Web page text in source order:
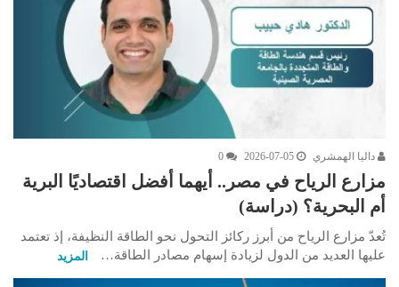
داليا الهمشري 2026-07-05
0
مزارع الرياح في مصر.. أيهما أفضل اقتصاديًا البرية
أم البحرية؟ (دراسة)
تُعدّ مزارع الرياح من أبرز ركائز التحول نحو الطاقة النظيفة، إذ تعتمد
عليها العديد من الدول لزيادة إسهام مصادر الطاقة…
المزيد